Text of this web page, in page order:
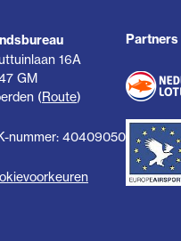
16A
GM
(Route)
nummer: 40409050
Partners